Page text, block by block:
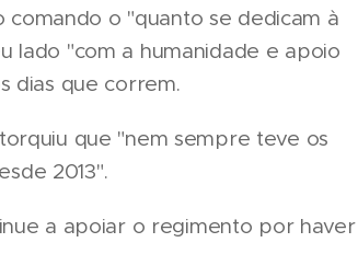
o "quanto se dedicam à
lado "com a humanidade e apoio
dias que correm.
que "nem sempre teve os
2013".
a apoiar o regimento por haver